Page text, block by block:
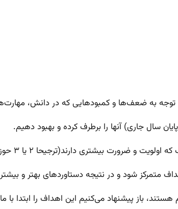
توجه به ضعف‌ها و کمبودهایی که در دانش،
سال جاری) آنها را برطرف کرده و بهبود دهیم.
۲ یا ۳ حوزه قابل بهبود) انتخاب شوند. اهداف
شود و در نتیجه دستاوردهای بهتر و
باز پیشنهاد می‌کنیم این اهداف را ابتدا با